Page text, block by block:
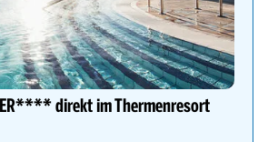
direkt im Thermenresort